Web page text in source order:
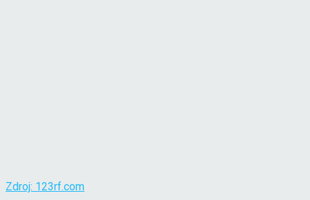
Zdroj: 123rf.com